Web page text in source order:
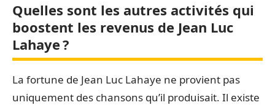
Quelles sont les autres activités qui
boostent les revenus de Jean Luc
Lahaye ?
La fortune de Jean Luc Lahaye ne provient pas
uniquement des chansons qu’il produisait. Il existe